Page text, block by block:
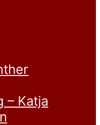
– Katja